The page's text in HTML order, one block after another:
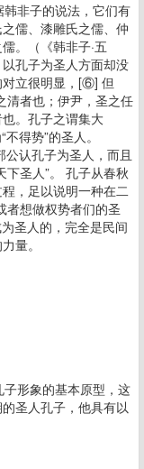
非子的说法，它们有
儒、漆雕氏之儒、仲
。（《韩非子·五
孔子为圣人方面却没
对立很明显，[⑥] 但
清者也；伊尹，圣之任
。孔子之谓集大
得势”的圣人。
公认孔子为圣人，而且
下圣人”。 孔子从春秋
，足以说明一种在二
者想做权势者们的圣
圣人的，完全是民间
量。
形象的基本原型，这
圣人孔子，他具有以